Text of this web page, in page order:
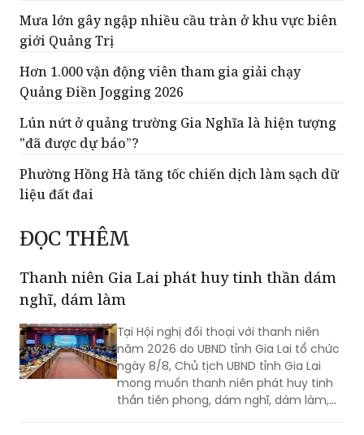
Mưa lớn gây ngập nhiều cầu tràn ở khu vực biên
giới Quảng Trị
Hơn 1.000 vận động viên tham gia giải chạy
Quảng Điền Jogging 2026
Lún nứt ở quảng trường Gia Nghĩa là hiện tượng
"đã được dự báo”?
Phường Hồng Hà tăng tốc chiến dịch làm sạch dữ
liệu đất đai
ĐỌC THÊM
Thanh niên Gia Lai phát huy tinh thần dám
nghĩ, dám làm
Tại Hội nghị đối thoại với thanh niên
năm 2026 do UBND tỉnh Gia Lai tổ chức
ngày 8/8, Chủ tịch UBND tỉnh Gia Lai
mong muốn thanh niên phát huy tinh
thần tiên phong, dám nghĩ, dám làm,